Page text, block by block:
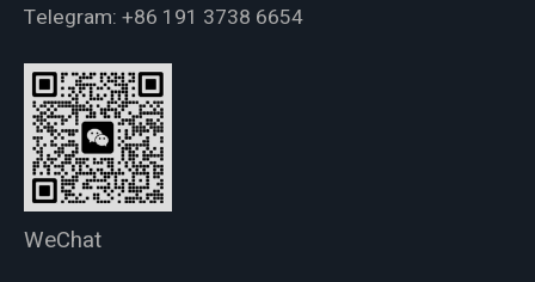
Telegram: +86 191 3738 6654
WeChat